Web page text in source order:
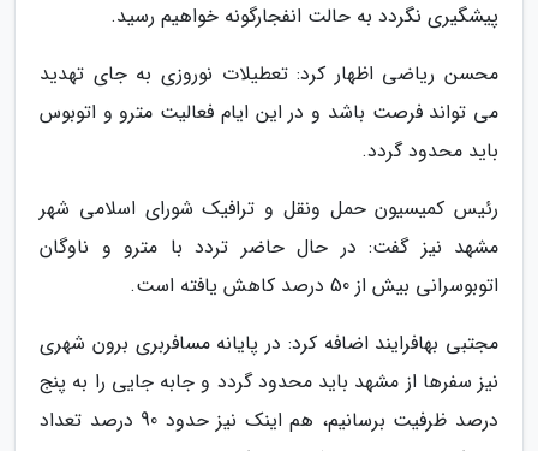
پیشگیری نگردد به حالت انفجارگونه خواهیم رسید.
محسن ریاضی اظهار کرد: تعطیلات نوروزی به جای تهدید
می تواند فرصت باشد و در این ایام فعالیت مترو و اتوبوس
باید محدود گردد.
رئیس کمیسیون حمل ونقل و ترافیک شورای اسلامی شهر
مشهد نیز گفت: در حال حاضر تردد با مترو و ناوگان
اتوبوسرانی بیش از 50 درصد کاهش یافته است.
مجتبی بهافرایند اضافه کرد: در پایانه مسافربری برون شهری
نیز سفرها از مشهد باید محدود گردد و جابه جایی را به پنج
درصد ظرفیت برسانیم، هم اینک نیز حدود 90 درصد تعداد